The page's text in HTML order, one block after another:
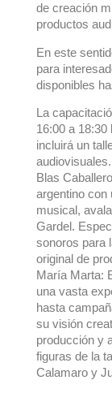
de creación
productos
En este
para
disponibles
La
16:00 a 18:30
incluirá un
Blas
argentino con
musical,
Gardel.
sonoros para
original de
María Marta:
una vasta
hasta
su visión
producción y
figuras de la
Calamaro y